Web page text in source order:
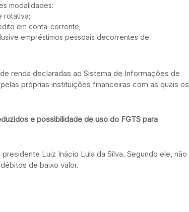
modalidades:
rotativa;
em conta-corrente;
empréstimos pessoais decorrentes de
renda declaradas ao Sistema de Informações de
próprias instituições financeiras com as quais os
e possibilidade de uso do FGTS para
Luiz Inácio Lula da Silva. Segundo ele, não
de baixo valor.